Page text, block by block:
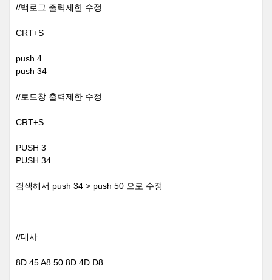
//백로그 출력제한 수정
CRT+S
push 4
push 34
//로드창 출력제한 수정
CRT+S
PUSH 3
PUSH 34
검색해서 push 34 > push 50 으로 수정
//대사
8D 45 A8 50 8D 4D D8